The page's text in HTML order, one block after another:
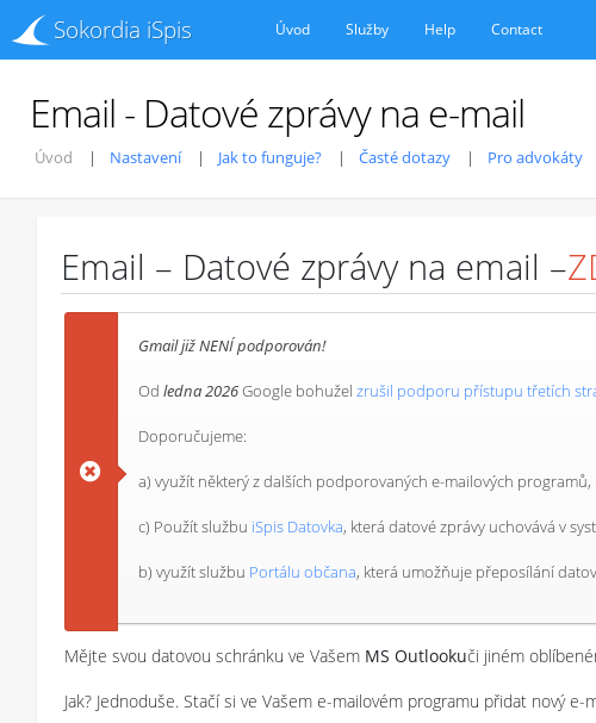
Sokordia iSpis Úvod Služby Help Contact
Email - Datové zprávy na e-mail
Úvod Nastavení Jak to funguje? Časté dotazy Pro advokáty
Email – Datové zprávy na email –
Gmail již NENÍ podporován!
Od ledna 2026Google bohužel zrušil podporu přístupu třetích
Doporučujeme:
a) využít některý z dalších podporovaných e-mailových programů,
c) Použít službu iSpis Datovka, která datové zprávy uchovává v
b) využít službu Portálu občana, která umožňuje přeposílání
Mějte svou datovou schránku ve Vašem MS Outlookuči jiném
Jak? Jednoduše. Stačí si ve Vašem e-mailovém programu přidat nový